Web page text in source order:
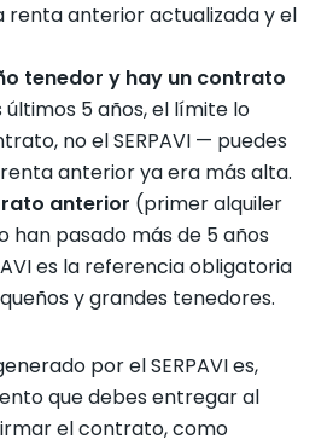
renta anterior actualizada y el
tenedor y hay un contrato
últimos 5 años, el límite lo
no el SERPAVI — puedes
anterior ya era más alta.
anterior (primer alquiler
han pasado más de 5 años
es la referencia obligatoria
y grandes tenedores.
por el SERPAVI es,
que debes entregar al
el contrato, como